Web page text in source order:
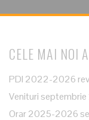
CELE MAI NOI
PDI 2022-2026
Venituri
Orar 2025-2026